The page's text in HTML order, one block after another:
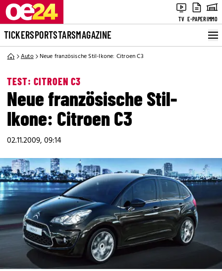
TV E-PAPERIMMO
TICKERSPORTSTARSMAGAZINE
Auto Neue französische Stil-Ikone: Citroen C3
TEST: CITROEN C3
Neue französische Stil-
Ikone: Citroen C3
02.11.2009, 09:14